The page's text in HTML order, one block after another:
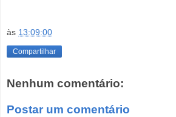
às 13:09:00
Compartilhar
Nenhum comentário:
Postar um comentário